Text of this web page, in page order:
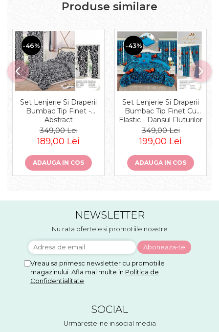
Produse similare
-46%
Set Lenjerie Si Draperii
Bumbac Tip Finet -
Abstract
349,00 Lei
189,00 Lei
ADAUGA IN COS
-43%
Set Lenjerie Si Draperii
Bumbac Tip Finet Cu
Elastic - Dansul Fluturilor
349,00 Lei
199,00 Lei
ADAUGA IN COS
NEWSLETTER
Nu rata ofertele si promotiile noastre
Vreau sa primesc newsletter cu promotiile
magazinului. Afla mai multe in Politica de
Confidentialitate
SOCIAL
Urmareste-ne in social media